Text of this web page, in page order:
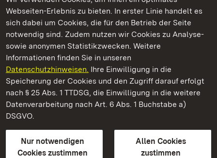
Webseiten-Erlebnis zu bieten. In erster Linie handelt es
sich dabei um Cookies, die für den Betrieb der Seite
notwendig sind. Zudem nutzen wir Cookies zu Analyse-
sowie anonymen Statistikzwecken. Weitere
Informationen finden Sie in unseren
Datenschutzhinweisen. Ihre Einwilligung in die
Speicherung der Cookies und den Zugriff darauf erfolgt
nach § 25 Abs. 1 TTDSG, die Einwilligung in die weitere
Datenverarbeitung nach Art. 6 Abs. 1 Buchstabe a)
DSGVO.
Nur notwendigen
Cookies zustimmen
Allen Cookies
zustimmen
Kommen. Staunen. Genießen.
Staatliche Schlösser und Gärten Baden‑Württemberg
Staatliche Schlösser und Gärten Baden-Württemberg
Kontakt
GebärdenspracheLeichte Sprache
Erklärung zur Barrierefreiheit
BITV-konform (geprüfte Seiten)